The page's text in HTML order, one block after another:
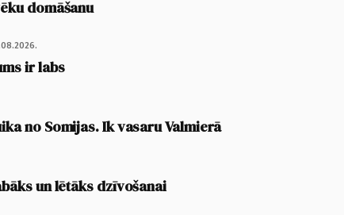
domāšanu
ir labs
no Somijas. Ik vasaru Valmierā
un lētāks dzīvošanai